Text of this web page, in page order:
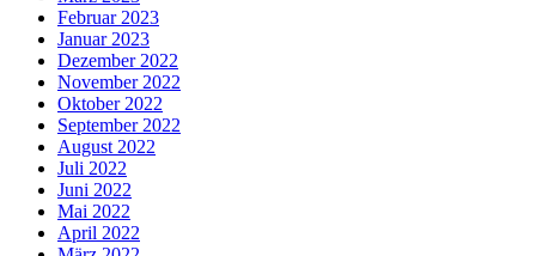
Februar 2023
Januar 2023
Dezember 2022
November 2022
Oktober 2022
September 2022
August 2022
Juli 2022
Juni 2022
Mai 2022
April 2022